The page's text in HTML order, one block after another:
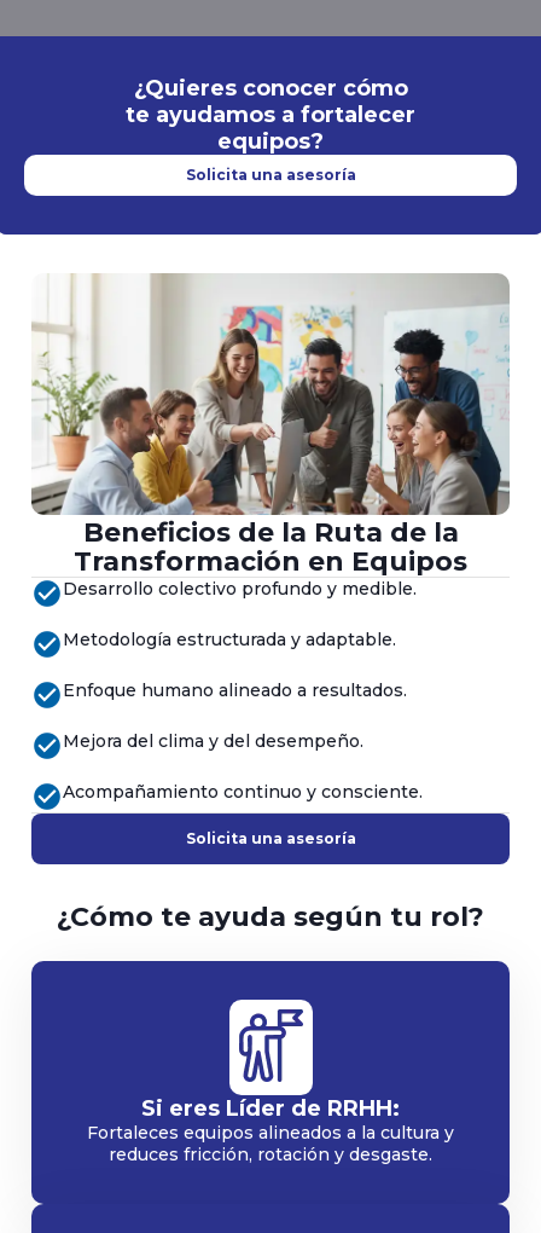
¿Quieres conocer cómo
te ayudamos a fortalecer
equipos?
Solicita una asesoría
Beneficios de la Ruta de la
Transformación en Equipos
check_circleDesarrollo colectivo profundo y medible.
check_circleMetodología estructurada y adaptable.
check_circleEnfoque humano alineado a resultados.
check_circleMejora del clima y del desempeño.
check_circleAcompañamiento continuo y consciente.
Solicita una asesoría
¿Cómo te ayuda según tu rol?
Si eres Líder de RRHH:
Fortaleces equipos alineados a la cultura y
reduces fricción, rotación y desgaste.